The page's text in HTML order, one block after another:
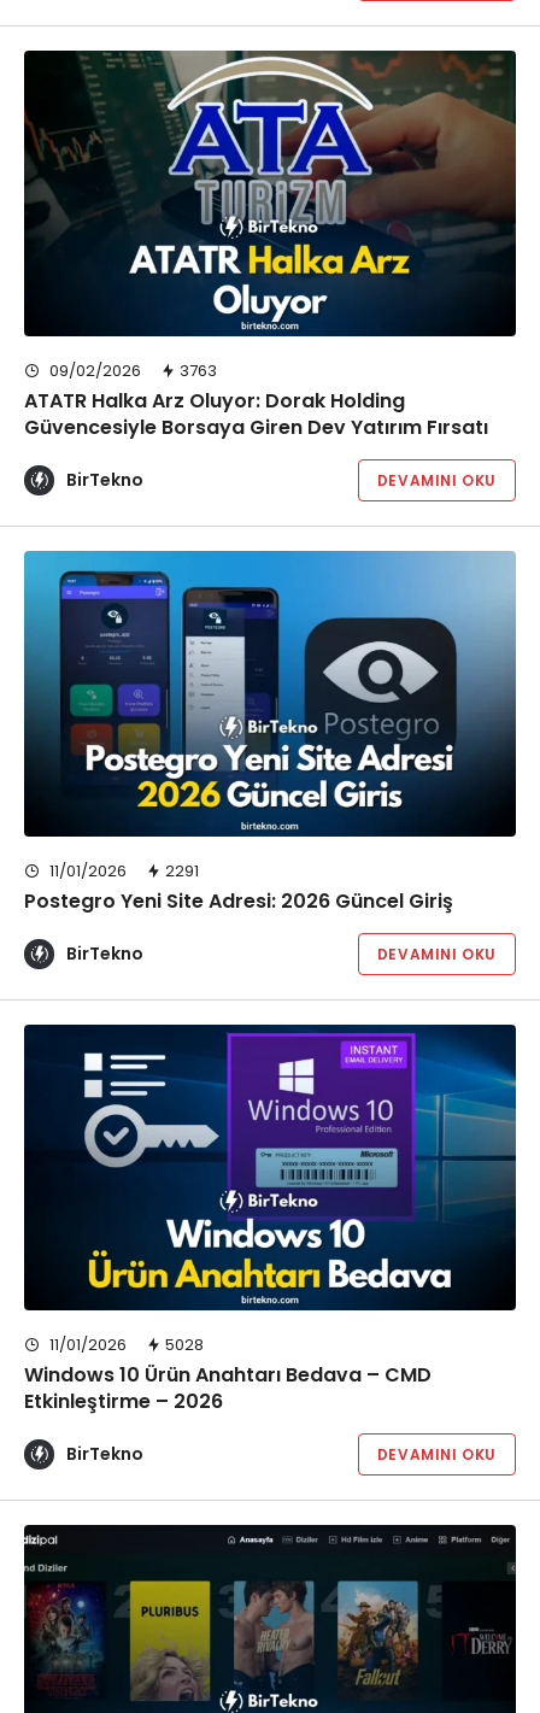
09/02/2026 3763
​ATATR Halka Arz Oluyor: Dorak Holding
Güvencesiyle Borsaya Giren Dev Yatırım Fırsatı
BirTekno DEVAMINI OKU
11/01/2026 2291
Postegro Yeni Site Adresi: 2026 Güncel Giriş
BirTekno DEVAMINI OKU
11/01/2026 5028
Windows 10 Ürün Anahtarı Bedava – CMD
Etkinleştirme – 2026
BirTekno DEVAMINI OKU